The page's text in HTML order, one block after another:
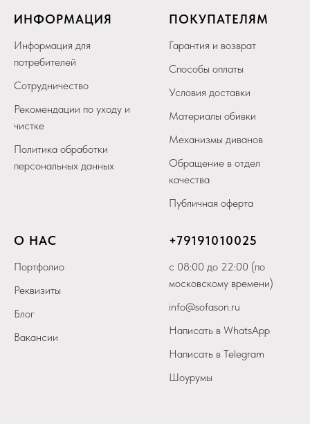
ИНФОРМАЦИЯ
Информация для
потребителей
Сотрудничество
Рекомендации по уходу и
чистке
Политика обработки
персональных данных
ПОКУПАТЕЛЯМ
Гарантия и возврат
Способы оплаты
Условия доставки
Материалы обивки
Механизмы диванов
Обращение в отдел
качества
Публичная оферта
О НАС
Портфолио
Реквизиты
Блог
Вакансии
+79191010025
с 08:00 до 22:00 (по
московскому времени)
info@sofason.ru
Написать в WhatsApp
Написать в Telegram
Шоурумы